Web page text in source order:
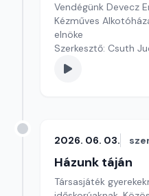
Vendégünk Devecz
Kézműves
elnöke
Szerkesztő: Csuth
2026. 06. 03.
Házunk táján
Társasjáték